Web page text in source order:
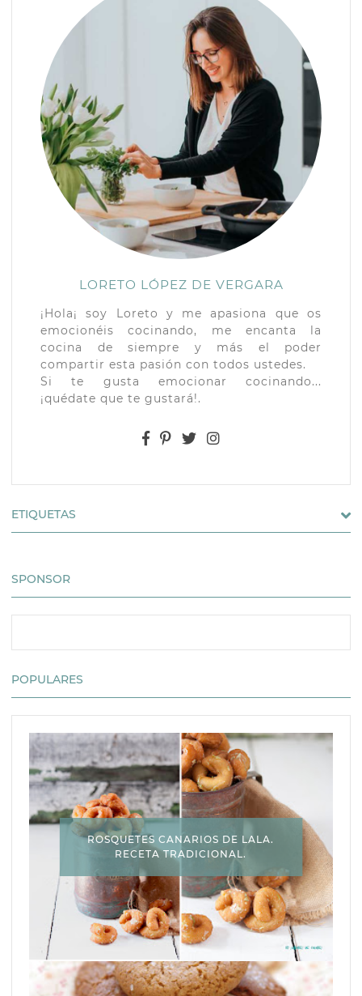
LORETO LÓPEZ DE VERGARA
¡Hola¡ soy Loreto y me apasiona que os
emocionéis cocinando, me encanta la
cocina de siempre y más el poder
compartir esta pasión con todos ustedes.
Si te gusta emocionar cocinando...
¡quédate que te gustará!.
ETIQUETAS
SPONSOR
POPULARES
ROSQUETES CANARIOS DE LALA.
RECETA TRADICIONAL.